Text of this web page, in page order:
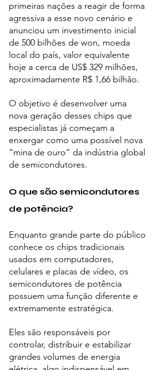
primeiras nações a reagir de forma
agressiva a esse novo cenário e
anunciou um investimento inicial
de 500 bilhões de won, moeda
local do país, valor equivalente
hoje a cerca de US$ 329 milhões,
aproximadamente R$ 1,66 bilhão.
O objetivo é desenvolver uma
nova geração desses chips que
especialistas já começam a
enxergar como uma possível nova
“mina de ouro” da indústria global
de semicondutores.
O que são semicondutores
de potência?
Enquanto grande parte do público
conhece os chips tradicionais
usados em computadores,
celulares e placas de vídeo, os
semicondutores de potência
possuem uma função diferente e
extremamente estratégica.
Eles são responsáveis por
controlar, distribuir e estabilizar
grandes volumes de energia